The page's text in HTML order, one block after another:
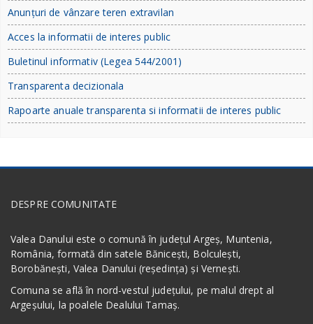
Anunțuri de vânzare teren extravilan
Acces la informatii de interes public
Buletinul informativ (Legea 544/2001)
Transparenta decizionala
Rapoarte anuale transparenta si informatii de interes public
DESPRE COMUNITATE
Valea Danului este o comună în județul Argeș, Muntenia,
România, formată din satele Bănicești, Bolculești,
Borobănești, Valea Danului (reședința) și Vernești.
Comuna se află în nord-vestul județului, pe malul drept al
Argeșului, la poalele Dealului Tamaș.